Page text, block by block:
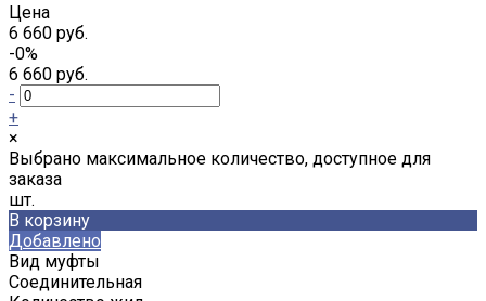
Цена
6 660 руб.
-0%
6 660 руб.
-
+
×
Выбрано максимальное количество, доступное для
заказа
шт.
В корзину
Добавлено
Вид муфты
Соединительная